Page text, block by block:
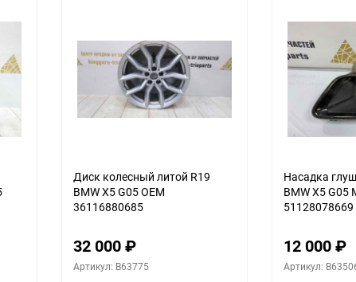
Диск колесный литой R19
BMW X5 G05 OEM
36116880685
32 000₽
Артикул: B63775
Насадка
BMW X5 G05
51128078669
12 000₽
Артикул: